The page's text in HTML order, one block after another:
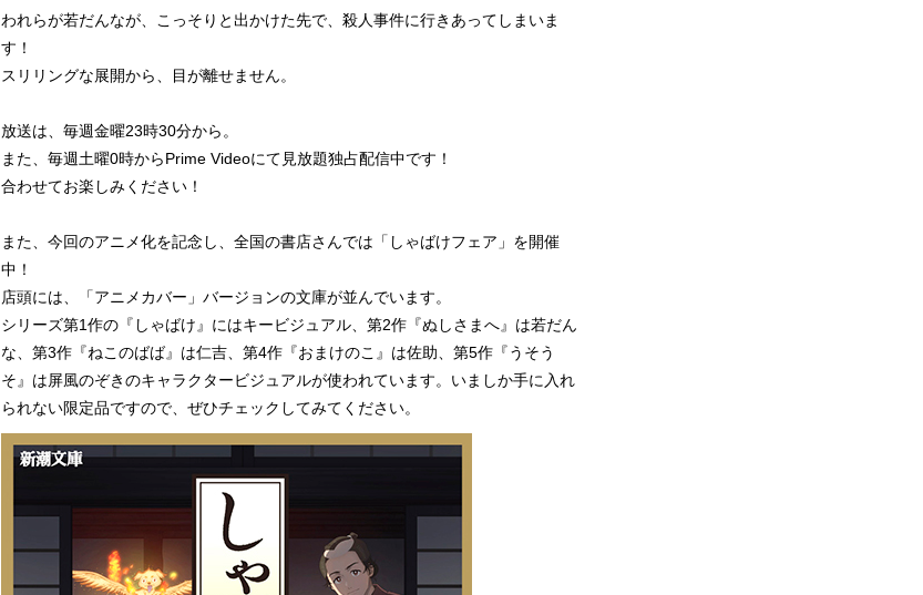
われらが若だんなが、こっそりと出かけた先で、殺人事件に行きあってしまいま
す！
スリリングな展開から、目が離せません。
放送は、毎週金曜23時30分から。
また、毎週土曜0時からPrime Videoにて見放題独占配信中です！
合わせてお楽しみください！
また、今回のアニメ化を記念し、全国の書店さんでは「しゃばけフェア」を開催
中！
店頭には、「アニメカバー」バージョンの文庫が並んでいます。
シリーズ第1作の『しゃばけ』にはキービジュアル、第2作『ぬしさまへ』は若だん
な、第3作『ねこのばば』は仁吉、第4作『おまけのこ』は佐助、第5作『うそう
そ』は屏風のぞきのキャラクタービジュアルが使われています。いましか手に入れ
られない限定品ですので、ぜひチェックしてみてください。